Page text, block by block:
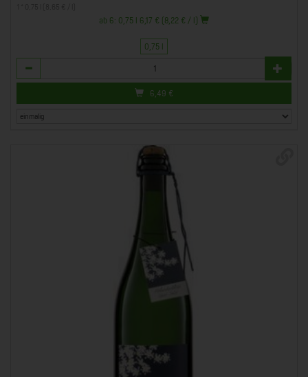
ab 6: 0,75 l 6,17 € (8,22 € / l)
0,75 l
Anzahl
6,49 €